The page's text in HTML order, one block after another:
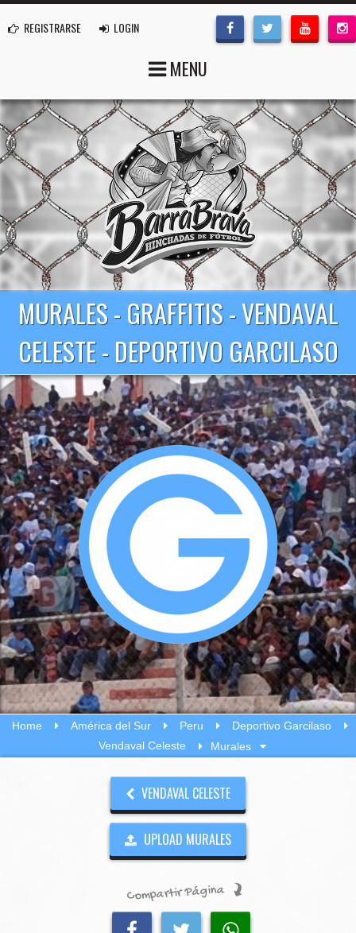
REGISTRARSE LOGIN
MENU
MURALES - GRAFFITIS - VENDAVAL
CELESTE - DEPORTIVO GARCILASO
Home América del Sur Peru
Deportivo Garcilaso
Vendaval Celeste
Murales
VENDAVAL CELESTE
UPLOAD MURALES
Compartir Página